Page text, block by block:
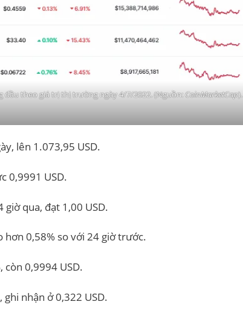
đầu theo giá trị thị trường ngày 4/7/2022. (Nguồn:CoinMarketCap).
lên 1.073,95 USD.
0,9991 USD.
giờ qua, đạt 1,00 USD.
hơn 0,58% so với 24 giờ trước.
còn 0,9994 USD.
nhận ở 0,322 USD.